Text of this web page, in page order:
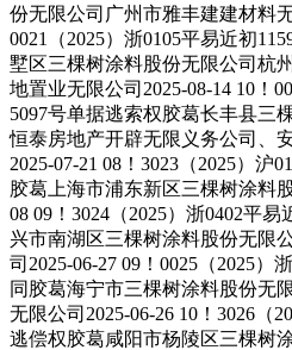
份无限公司广州市雅丰建建材料无
0021（2025）浙0105平易近初
墅区三棵树涂料股份无限公司杭
地置业无限公司2025-08-14 10！
5097号单据逃索权胶葛长丰县三
恒泰房地产开辟无限义务公司、
2025-07-21 08！3023（2025）沪
胶葛上海市浦东新区三棵树涂料
08 09！3024（2025）浙0402平
兴市南湖区三棵树涂料股份无限
司2025-06-27 09！0025（2025）
同胶葛海宁市三棵树涂料股份无
无限公司2025-06-26 10！3026（
逃偿权胶葛咸阳市杨陵区三棵树